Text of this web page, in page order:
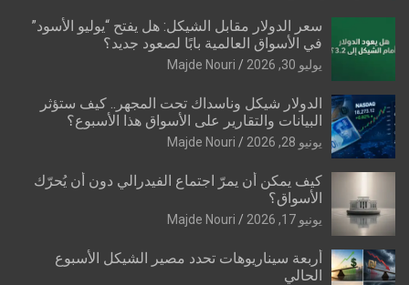
سعر الدولار مقابل الشيكل: هل يفتح “يوليو الأسود”
في الأسواق العالمية بابًا لصعود جديد؟
يوليو 30, 2026 Majde Nouri
الدولار شيكل وناسداك تحت المجهر.. كيف ستؤثر
البيانات والتقارير على الأسواق هذا الأسبوع؟
يونيو 28, 2026 Majde Nouri
كيف يمكن أن يمرّ اجتماع الفيدرالي دون أن يُحرّك
الأسواق؟
يونيو 17, 2026 Majde Nouri
أربعة سيناريوهات تحدد مصير الشيكل الأسبوع
الحالي